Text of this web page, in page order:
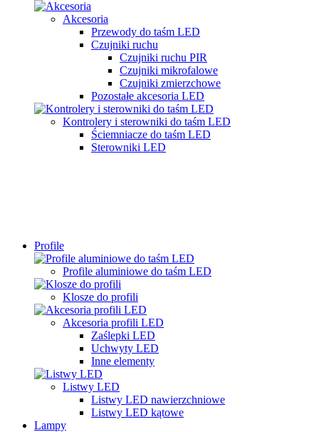
Akcesoria
Przewody do taśm LED
Czujniki ruchu
Czujniki ruchu PIR
Czujniki mikrofalowe
Czujniki zmierzchowe
Pozostałe akcesoria LED
Kontrolery i sterowniki do taśm LED
Ściemniacze do taśm LED
Sterowniki LED
Profile
Profile aluminiowe do taśm LED
Klosze do profili
Akcesoria profili LED
Zaślepki LED
Uchwyty LED
Inne elementy
Listwy LED
Listwy LED nawierzchniowe
Listwy LED kątowe
Lampy